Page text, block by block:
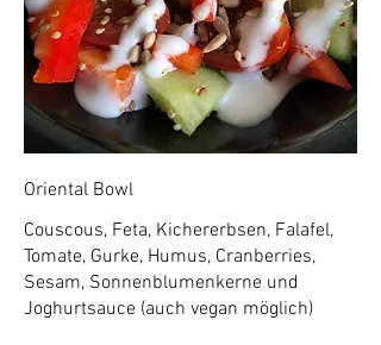
Oriental Bowl
Couscous, Feta, Kichererbsen, Falafel,
Tomate, Gurke, Humus, Cranberries,
Sesam, Sonnenblumenkerne und
Joghurtsauce (auch vegan möglich)